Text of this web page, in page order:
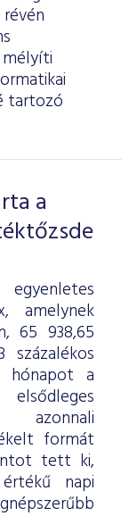
tartozó
a
amelynek
65 938,65
hónapot a
azonnali
formát
tett ki,
napi